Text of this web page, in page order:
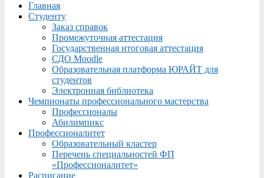
Menu
Главная
Студенту
Заказ справок
Промежуточная аттестация
Государственная итоговая аттестация
СДО Moodle
Образовательная платформа ЮРАЙТ для
студентов
Электронная библиотека
Чемпионаты профессионального мастерства
Профессионалы
Абилимпикс
Профессионалитет
Образовательный кластер
Перечень специальностей ФП
«Профессионалитет»
Расписание